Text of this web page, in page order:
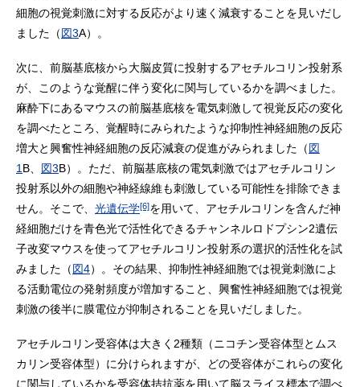
細胞の視覚刺激に対する反応がより速く減衰することを見いだし
ました（図3A）。
次に、前脳基底核から大脳皮質に投射するアセチルコリン投射系
が、このような覚醒に伴う変化に関与しているかを調べました。
麻酔下にあるマウスの前脳基底核を電気刺激して視覚反応の変化
を調べたところ、覚醒時にみられたような抑制性神経細胞の反応
増大と興奮性神経細胞の反応減衰の促進がみられました（図
1 B、 図3B）。ただ、前脳基底核の電気刺激ではアセチルコリン
投射系以外の細胞や神経線維も刺激している可能性を排除できま
せん。そこで、 光遺伝学[6]を用いて、アセチルコリンを含んだ神
経細胞だけを青色光で活性化できるチャンネルロドプシン2遺伝
子改変マウスを使ってアセチルコリン投射系の選択的活性化を試
みました（図4）。その結果、抑制性神経細胞では視覚刺激によ
る活動電位の発射頻度が増加すること、興奮性神経細胞では視覚
刺激の後半に膜電位が抑制されることを見いだしました。
アセチルコリン受容体は大きく2種類（ニコチン受容体型とムス
カリン受容体型）に分けられますが、どの受容体がこれらの変化
に関与しているかを受容体拮抗薬を用いて脳スライス標本で調べ